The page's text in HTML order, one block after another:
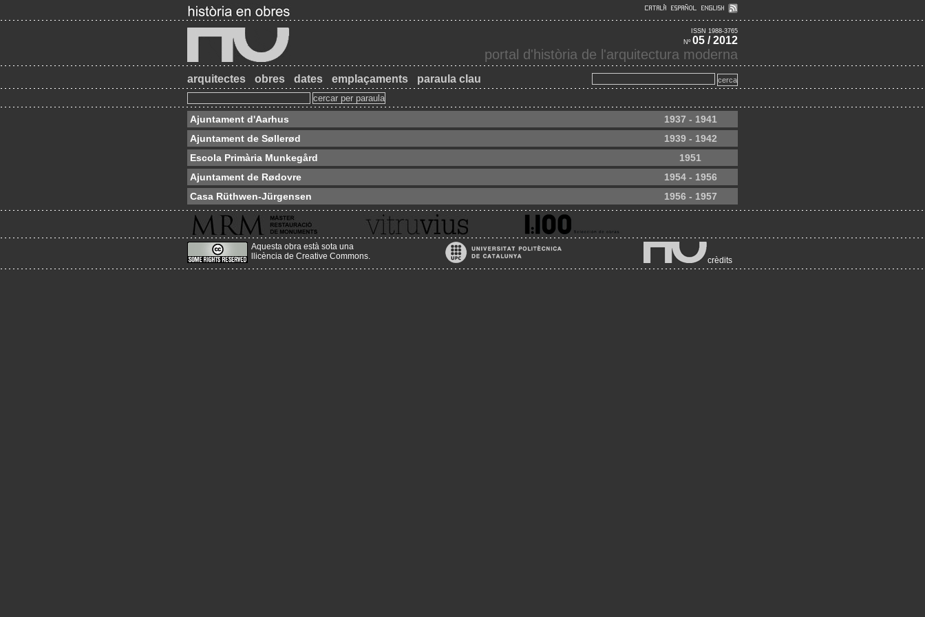
ISSN 1988-3765
Nº 05 / 2012
portal d'història de l'arquitectura moderna
arquitectes obres dates emplaçaments paraula clau
Ajuntament d'Aarhus
1937 - 1941
Ajuntament de Søllerød
1939 - 1942
Escola Primària Munkegård‎
1951
Ajuntament de Rødovre
1954 - 1956
Casa Rüthwen-Jürgensen
1956 - 1957
Aquesta obra està sota una
llicència de Creative Commons. crèdits